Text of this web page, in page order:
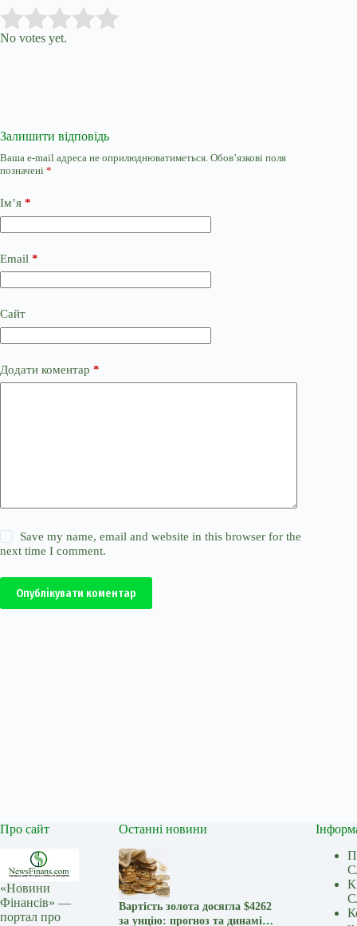
Rate this item:
No votes yet.
Залишити відповідь
Ваша e-mail адреса не оприлюднюватиметься. Обов’язкові поля
позначені *
Ім’я *
Email *
Сайт
Додати коментар *
Save my name, email and website in this browser for the
next time I comment.
Опублікувати коментар
Про сайт
«Новини
Фінансів» —
портал про
Останні новини
Вартість золота досягла $4262
за унцію: прогноз та динаміка